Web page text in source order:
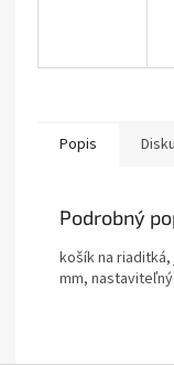
Popis
Podrobný
košík na
mm,